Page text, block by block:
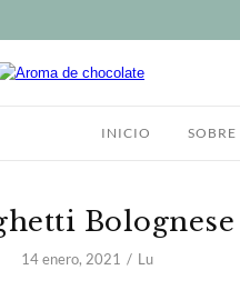
INICIO SOBRE
Bolognese
14 enero, 2021 Lu